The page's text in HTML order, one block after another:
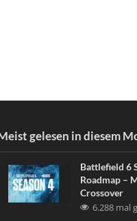
gelesen in diesem
Battlefield 6
Roadmap –
Crossover
6.288 mal